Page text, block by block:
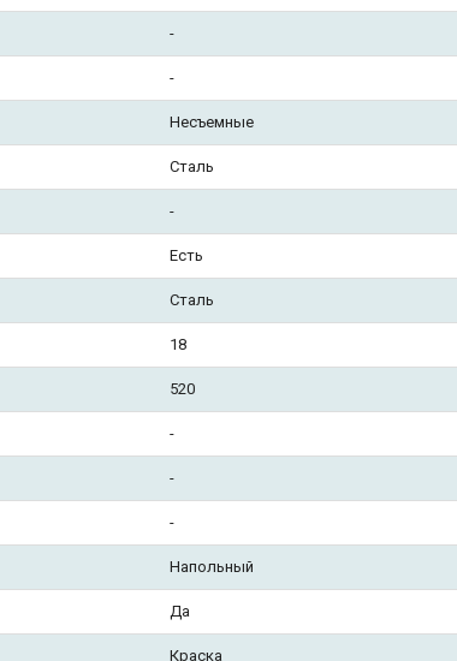
-
-
Несъемные
Сталь
-
Есть
Сталь
18
520
-
-
-
Напольный
Да
Краска